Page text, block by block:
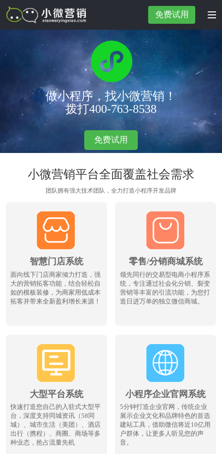
免费试用
做小程序，找小微营销！
拨打400-763-8538
免费试用
小微营销平台全面覆盖社会需求
团队拥有强大技术团队，全力打造小程序开发品牌
智慧门店系统
面向线下门店商家倾力打造，强
大的营销拓客功能，结合轻松自
如的模板装修，为商家用低成本
拓客并带来全新盈利增长来源！
零售/分销商城系统
领先同行的交易型电商小程序系
统，专注通过社会化分销、裂变
营销等丰富的引流功能，为您打
造日进万单的独立微信商城。
大型平台系统
快速打造您自己的入驻式大型平
台，深度支持同城资讯（58同
城）、城市生活（美团）、酒店
出行（携程）、商圈、商场等多
种业态，抢占流量先机
小程序企业官网系统
5分钟打造企业官网，传统企业
展示企业文化和品牌特色的首选
建站工具，借助微信将近10亿用
户群体，让更多人听见您的声
音。